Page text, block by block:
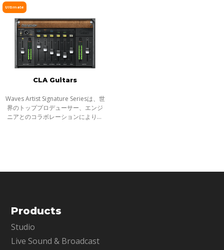
PRS Blue Sierra／V9という3つのハイ
エン
Ultimate
CLA Guitars
Waves Artist Signature Seriesは、世
界のトッププロデューサー、エンジ
ニアとのコラボレーションにより生
Products
Studio
Live Sound & Broadcast